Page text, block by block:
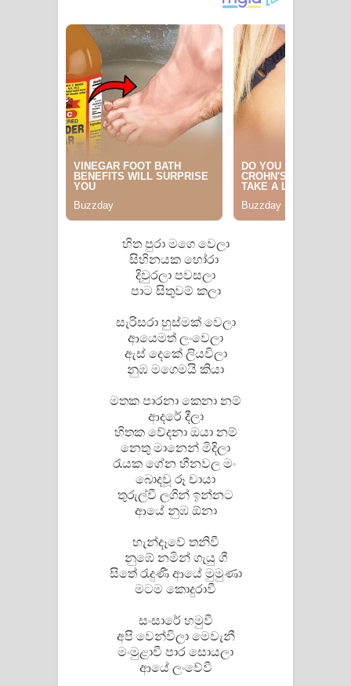
Akahe Indala Song Lyrics - ආකාහේ
ඉඳලා ගීතයේ පද පෙළ
Raawaya Song Lyrics - රාවය ගීතයේ
පද පෙළ
Saddeta Denna Song Lyrics - සද්දෙට
දෙන්න ගීතයේ පද පෙළ
Kaalaya Song Lyrics - කාලය ගීතයේ පද
පෙළ
Aramuna Song Lyrics - අරමුණ ගීතයේ
Sandata Duka Hithila Song Lyrics -
සඳට දුක හිතිලා ගීතයේ පද පෙළ
Sihina Song Lyrics - සිහින ගීතයේ පද
පෙළ
Father Song Lyrics - ෆාදර් ගීතයේ පද
පෙළ
Dannawada Mawa Song Lyrics -
දන්නවාද මාව ගීතයේ පද පෙළ
පෙළ
Ahimi Wimai Himi Song Lyrics - අහිමි
හිත පුරා මගෙ වෙලා
සිහිනයක හෝරා
දිවුරලා පවසලා
පාට සිතුවම් කලා
සැරිසරා හුස්මක් වෙලා
ආයෙමත් ලංවෙලා
ඇස් දෙකේ ලියවිලා
නුඹ මගෙමයි කියා
මතක පාරනා කෙනා නම්
ආදරේ දීලා
හිතක වේදනා ඔයා නම්
නෙතු මානෙන් මිදිලා
රැයක ගේන හීනවල මං
බොදවූ රූ චායා
තුරුල්වී ලගින් ඉන්නට
ආයේ නුඹ ඕනා
හැන්දෑවේ තනිවී
නුඹේ නමින් ගැයු ගී
සිතේ රැදුණී ආයේ මුමුණා
මටම කොදුරාවී
සංසාරේ හමුවී
අපි වෙන්විලා මෙවැනී
මංමුළාවී පාර සොයලා
ආයේ ලංවේවී